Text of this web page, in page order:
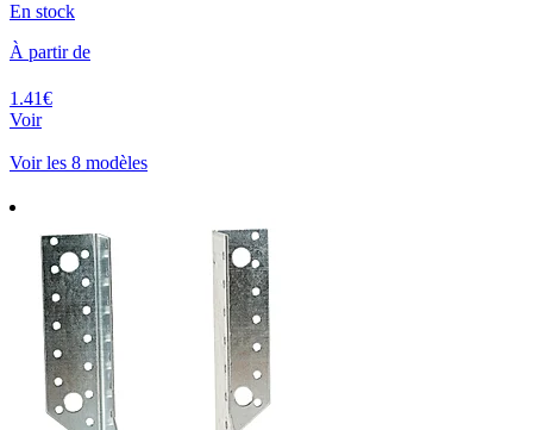
En stock
À partir de
1.41€
Voir
Voir les 8 modèles